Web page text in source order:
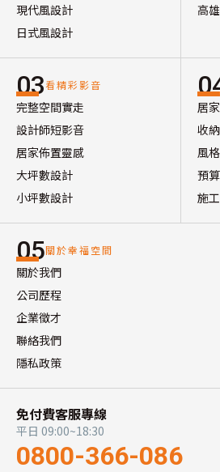
現代風設計
日式風設計
高
03看精彩影音
完整空間實走
設計師短影音
居家佈置靈感
大坪數設計
小坪數設計
居
收
風
預
施
05關於幸福空間
關於我們
公司歷程
企業徵才
聯絡我們
隱私政策
免付費客服專線
平日 09:00~18:30
0800-366-086